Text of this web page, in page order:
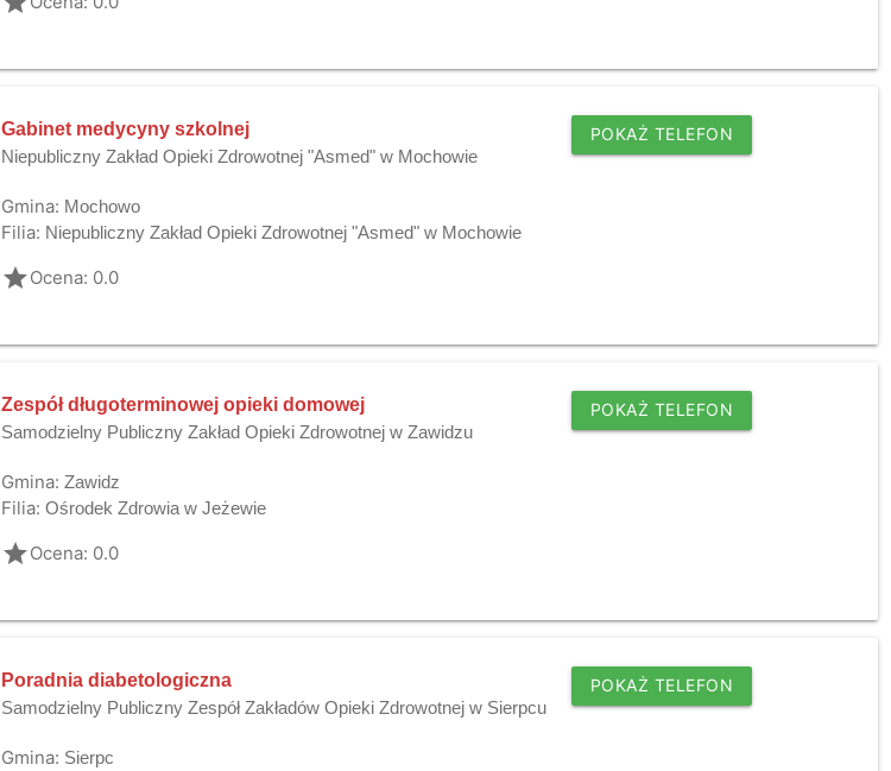
Gabinet medycyny szkolnej
Niepubliczny Zakład Opieki Zdrowotnej "Asmed" w Mochowie
POKAŻ TELEFON
Gmina: Mochowo
Filia: Niepubliczny Zakład Opieki Zdrowotnej "Asmed" w Mochowie
gradeOcena: 0.0
Zespół długoterminowej opieki domowej
Samodzielny Publiczny Zakład Opieki Zdrowotnej w Zawidzu
POKAŻ TELEFON
Gmina: Zawidz
Filia: Ośrodek Zdrowia w Jeżewie
gradeOcena: 0.0
Poradnia diabetologiczna
Samodzielny Publiczny Zespół Zakładów Opieki Zdrowotnej w Sierpcu
POKAŻ TELEFON
Gmina: Sierpc